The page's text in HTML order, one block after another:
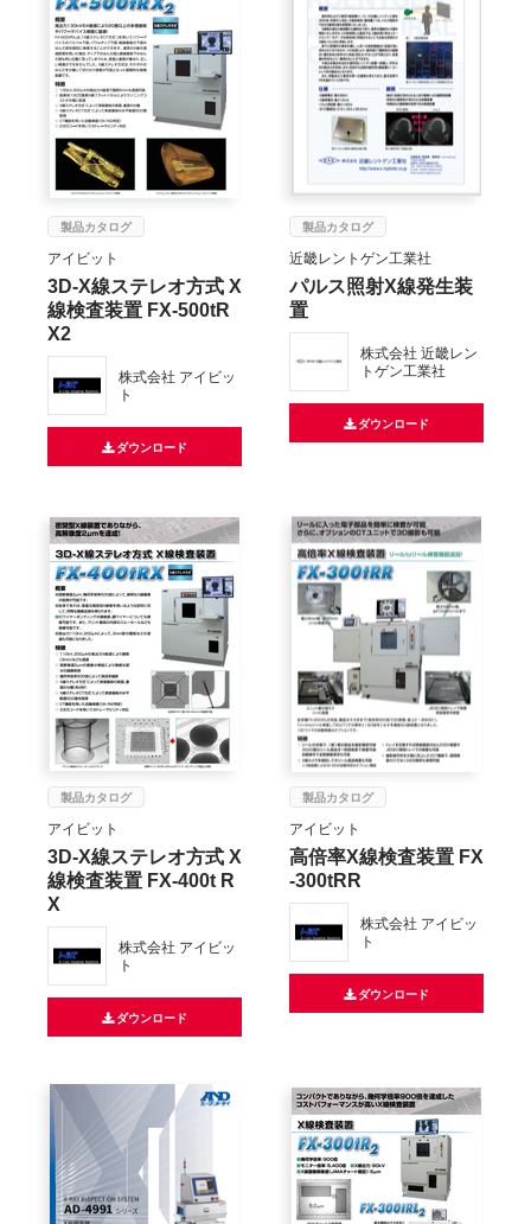
製品カタログ
アイビット
3D-X線ステレオ方式 X
線検査装置 FX-500tR
X2
株式会社 アイビッ
ト
ダウンロード
製品カタログ
近畿レントゲン工業社
パルス照射X線発生装
置
株式会社 近畿レン
トゲン工業社
ダウンロード
製品カタログ
アイビット
3D-X線ステレオ方式 X
線検査装置 FX-400t R
X
株式会社 アイビッ
ト
ダウンロード
製品カタログ
アイビット
高倍率X線検査装置 FX
-300tRR
株式会社 アイビッ
ト
ダウンロード